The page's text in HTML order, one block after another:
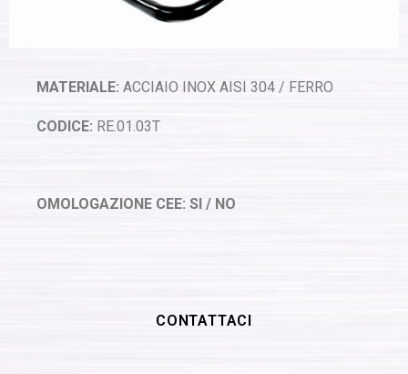
MATERIALE: ACCIAIO INOX AISI 304 / FERRO
CODICE: RE.01.03T
OMOLOGAZIONE CEE: SI / NO
CONTATTACI